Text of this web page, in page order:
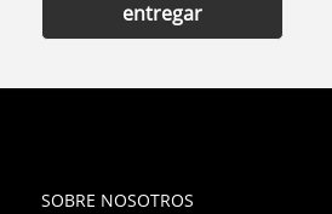
entregar
SOBRE NOSOTROS